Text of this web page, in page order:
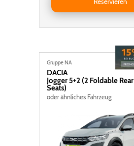
Gruppe NA
DACIA
Jogger 5+2 (2 Foldable Rear
Seats)
oder ähnliches Fahrzeug